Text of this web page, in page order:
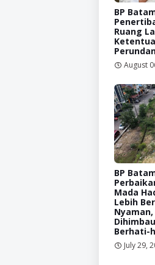
BP
Ruang
August
BP
Mada
Lebih
Berhati-
July 29,